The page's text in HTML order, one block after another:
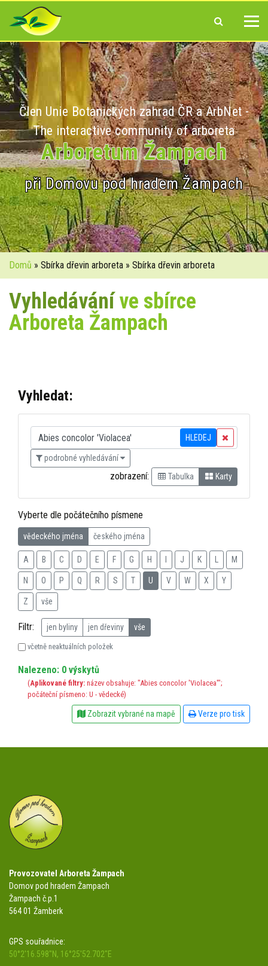
Člen Unie Botanických zahrad ČR a ArbNet -
The interactive community of arboreta
Arboretum Žampach
při Domovu pod hradem Žampach
Domů » Sbírka dřevin arboreta » Sbírka dřevin arboreta
Vyhledáváníve sbírce
Arboreta Žampach
Vyhledat:
HLEDEJ
podrobné vyhledávání
zobrazení: Tabulka Karty
Vyberte dle počátečního písmene
vědeckého jména českého jména
A B C D E F G H J K M
N O P Q R S T U V W X Y
Z vše
Filtr: jen byliny jen dřeviny vše
včetně neaktuálních položek
Nalezeno: 0 výskytů
(Aplikované filtry: název obsahuje: "Abies concolor 'Violacea'";
počáteční písmeno: U - vědecké)
Zobrazit vybrané na mapě Verze pro tisk
Provozovatel Arboreta Žampach
Domov pod hradem Žampach
Žampach č.p.1
564 01 Žamberk
GPS souřadnice:
50°2'16.598"N, 16°25'52.702"E